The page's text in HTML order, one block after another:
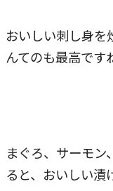
おいしい刺し身を
んてのも最高です
まぐろ、サーモ
ると、おいしい漬